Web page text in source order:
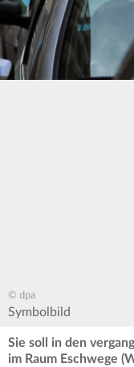
© dpa
Symbolbild
Sie soll in den
im Raum Eschwege